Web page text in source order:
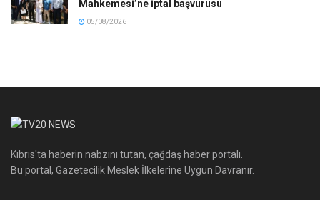
Mahkemesi’ne iptal başvurusu
05/08/2026
Kıbrıs'ta haberin nabzını tutan, çağdaş haber portalı.
Bu portal, Gazetecilik Meslek İlkelerine Uygun Davranır.